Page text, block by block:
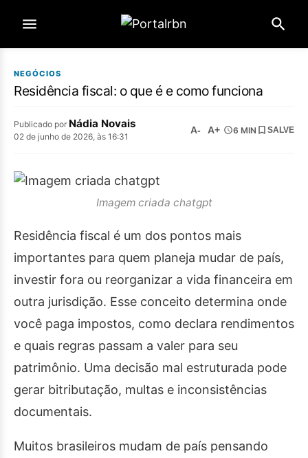
NEGÓCIOS
Residência fiscal: o que é e como funciona
Publicado por Nádia Novais
02 de junho de 2026, às 16:31
A- A+ 6 MIN SALVE
Imagem criada chatgpt
Residência fiscal é um dos pontos mais
importantes para quem planeja mudar de país,
investir fora ou reorganizar a vida financeira em
outra jurisdição. Esse conceito determina onde
você paga impostos, como declara rendimentos
e quais regras passam a valer para seu
patrimônio. Uma decisão mal estruturada pode
gerar bitributação, multas e inconsistências
documentais.
Muitos brasileiros mudam de país pensando